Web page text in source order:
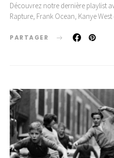
Découvrez notre dernière playlist
Rapture, Frank Ocean, Kanye West
PARTAGER